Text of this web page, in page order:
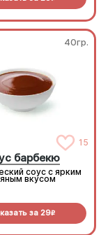
40гр.
15
барбекю
соус с ярким
вкусом
за 29R